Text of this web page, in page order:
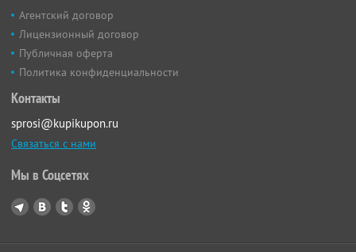
Агентский договор
Лицензионный договор
Публичная оферта
Политика конфиденциальности
Контакты
sprosi@kupikupon.ru
Связаться с нами
Мы в Соцсетях